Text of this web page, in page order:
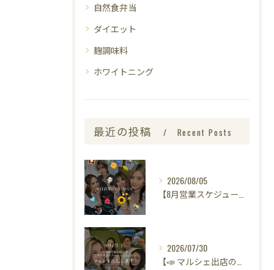
自然食弁当
ダイエット
麹調味料
ホワイトニング
最近の投稿 Recent Posts
2026/08/05
2026/07/30